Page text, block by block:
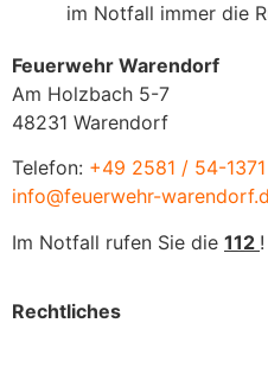
im Notfall immer die
Feuerwehr Warendorf
Am Holzbach 5-7
48231 Warendorf
Telefon: +49 2581 / 54-1371
info@feuerwehr-
Im Notfall rufen Sie die 112 !
Rechtliches